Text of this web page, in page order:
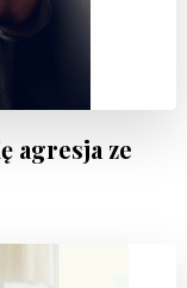
agresja ze